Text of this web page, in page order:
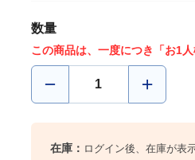
数量
この商品は、一度につき「お1人
在庫： ログイン後、在庫が表